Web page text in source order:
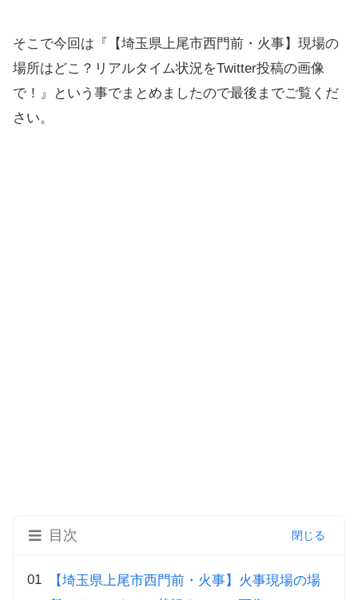
そこで今回は『【埼玉県上尾市西門前・火事】現場の
場所はどこ？リアルタイム状況をTwitter投稿の画像
で！』という事でまとめましたので最後までご覧くだ
さい。
目次
【埼玉県上尾市西門前・火事】火事現場の場